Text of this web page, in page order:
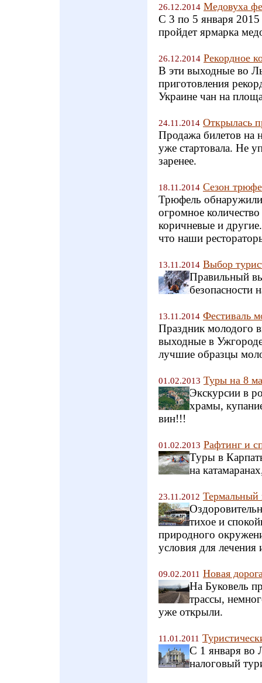
26.12.2014 Медовуха
С 3 по 5 января 2015
пройдет ярмарка
26.12.2014 Рекордное
В эти выходные во
приготовления
Украине чан на
24.11.2014 Открылась
Продажа билетов на
уже стартовала. Не
заренее.
18.11.2014 Сезон
Трюфель обнаружили
огромное
коричневые и
что наши
13.11.2014 Выбор
Правильный
безопасности
13.11.2014 Фестиваль
Праздник молодого
выходные в
лучшие образцы
01.02.2013 Туры на 8
Экскурсии в
храмы,
вин!!!
01.02.2013 Рафтинг и
Туры в
на
23.11.2012 Термальный
тихое и
природного
условия для
09.02.2011 Новая
На Буковель
трассы,
уже открыли.
11.01.2011
С 1 января во
налоговый